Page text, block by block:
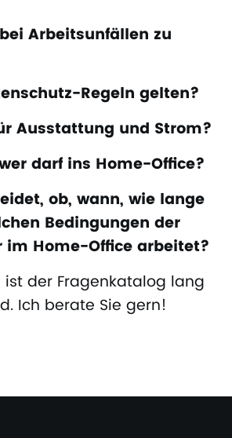
Arbeitsunfällen zu
Regeln gelten?
Ausstattung und Strom?
darf ins Home-Office?
ob, wann, wie lange
Bedingungen der
Home-Office arbeitet?
ist der Fragenkatalog lang
Ich berate Sie gern!